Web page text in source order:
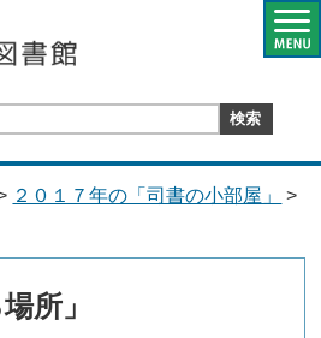
２０１７年の「司書の小部屋」
>
所」